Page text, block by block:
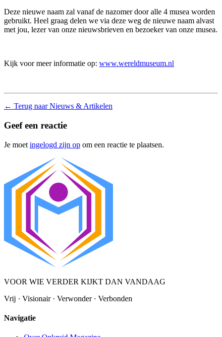
Deze nieuwe naam zal vanaf de nazomer door alle 4 musea worden
gebruikt. Heel graag delen we via deze weg de nieuwe naam alvast
met jou, lezer van onze nieuwsbrieven en bezoeker van onze musea.
Kijk voor meer informatie op: www.wereldmuseum.nl
← Terug naar Nieuws & Artikelen
Geef een reactie
Je moet ingelogd zijn op om een reactie te plaatsen.
VOOR WIE VERDER KIJKT DAN VANDAAG
Vrij · Visionair · Verwonder · Verbonden
Navigatie